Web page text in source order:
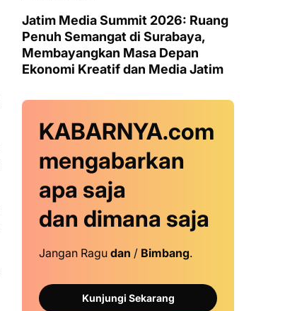
Jatim Media Summit 2026: Ruang
Penuh Semangat di Surabaya,
Membayangkan Masa Depan
Ekonomi Kreatif dan Media Jatim
KABARNYA.com
mengabarkan
apa saja
dan dimana saja
Jangan Ragu dan / Bimbang.
Kunjungi Sekarang